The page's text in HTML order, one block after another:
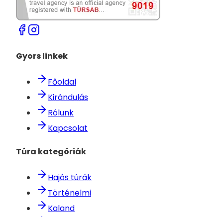
Gyors linkek
Főoldal
Kirándulás
Rólunk
Kapcsolat
Túra kategóriák
Hajós túrák
Történelmi
Kaland